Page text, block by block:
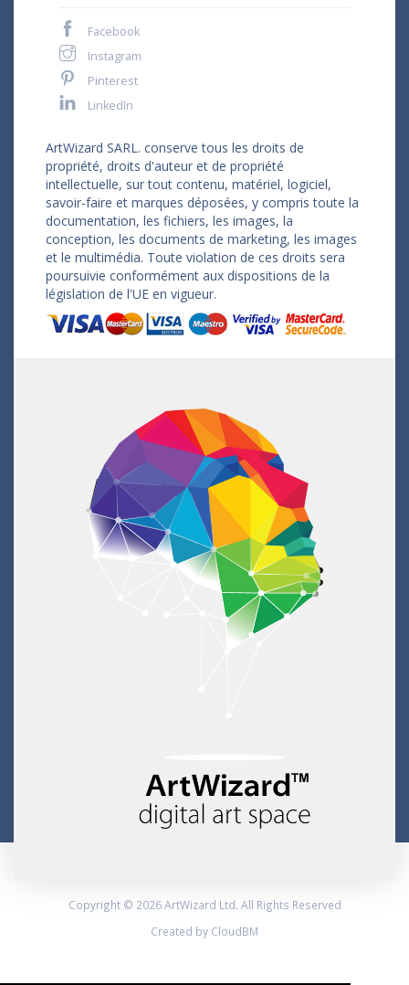
Facebook
Instagram
Pinterest
LinkedIn
ArtWizard SARL. conserve tous les droits de
propriété, droits d'auteur et de propriété
intellectuelle, sur tout contenu, matériel, logiciel,
savoir-faire et marques déposées, y compris toute la
documentation, les fichiers, les images, la
conception, les documents de marketing, les images
et le multimédia. Toute violation de ces droits sera
poursuivie conformément aux dispositions de la
législation de l'UE en vigueur.
Copyright © 2026 ArtWizard Ltd. All Rights Reserved
Created by CloudBM